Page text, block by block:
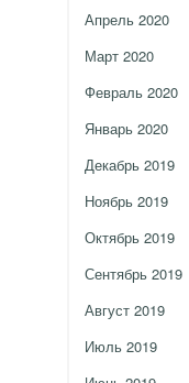
Апрель 2020
Март 2020
Февраль 2020
Январь 2020
Декабрь 2019
Ноябрь 2019
Октябрь 2019
Сентябрь 2019
Август 2019
Июль 2019